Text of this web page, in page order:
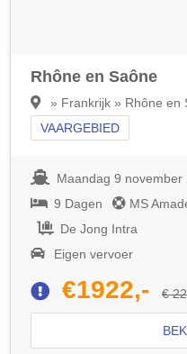
Rhône en Saône
» Frankrijk » Rhône en
VAARGEBIED
Maandag 9 november
9 Dagen
MS
De Jong Intra
Eigen vervoer
€1922,- €